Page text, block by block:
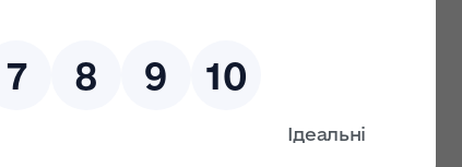
15.01.2020р.